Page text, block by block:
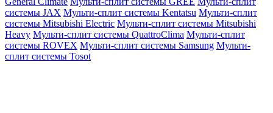
системы JAX Мульти-сплит системы Kentatsu Мульти-сплит
системы Mitsubishi Electric Мульти-сплит системы Mitsubishi
Heavy Мульти-сплит системы QuattroClima Мульти-сплит
системы ROVEX Мульти-сплит системы Samsung Мульти-
сплит системы Tosot